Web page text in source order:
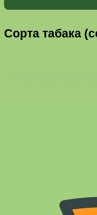
Сорта табака